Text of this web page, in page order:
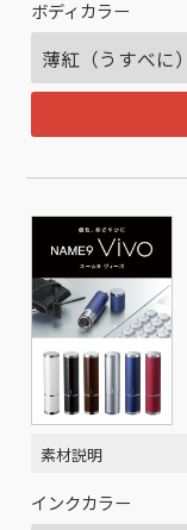
ボディカラー
素材説明
インクカラー